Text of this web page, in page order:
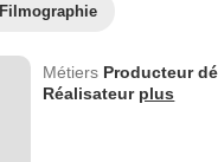
Filmographie
Métiers Producteur
Réalisateur plus